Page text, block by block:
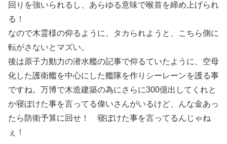
回りを強いられるし、あらゆる意味で喉首を締め上げられ
る！
なので木霊様の仰るように、タカられようと、こちら側に
転がさないとマズい。
後は原子力動力の潜水艦の記事で仰るていたように、空母
化した護衛艦を中心にした艦隊を作りシーレーンを護る事
ですね。万博で木造建築の為にさらに300億出してくれと
か寝ぼけた事を言ってる偉いさんがいるけど、んな金あっ
たら防衛予算に回せ！ 寝ぼけた事を言ってるんじゃね
ぇ！